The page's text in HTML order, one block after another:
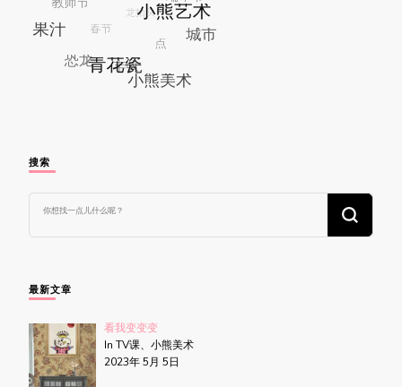
搜索
么
吗?
最新文章
看我变变变
In TV课、小熊美术
2023年 5月 5日